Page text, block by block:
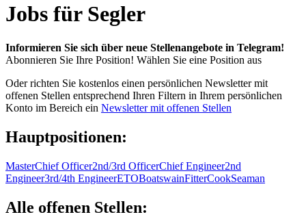
Jobs für Segler
Informieren Sie sich über neue Stellenangebote in Telegram!
Abonnieren Sie Ihre Position! Wählen Sie eine Position aus
Oder richten Sie kostenlos einen persönlichen Newsletter mit
offenen Stellen entsprechend Ihren Filtern in Ihrem persönlichen
Konto im Bereich ein Newsletter mit offenen Stellen
Hauptpositionen:
MasterChief Officer2nd/3rd OfficerChief Engineer2nd
Engineer3rd/4th EngineerETOBoatswainFitterCookSeaman
Alle offenen Stellen: